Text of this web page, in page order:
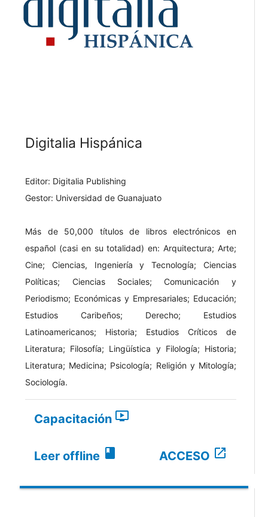
Digitalia Hispánica
Editor: Digitalia Publishing
Gestor: Universidad de Guanajuato
Más de 50,000 títulos de libros electrónicos en
español (casi en su totalidad) en: Arquitectura; Arte;
Cine; Ciencias, Ingeniería y Tecnología; Ciencias
Políticas; Ciencias Sociales; Comunicación y
Periodismo; Económicas y Empresariales; Educación;
Estudios Caribeños; Derecho; Estudios
Latinoamericanos; Historia; Estudios Críticos de
Literatura; Filosofía; Lingüística y Filología; Historia;
Literatura; Medicina; Psicología; Religión y Mitología;
Sociología.
Capacitación ondemand_video
Leer offline book ACCESO open_in_new